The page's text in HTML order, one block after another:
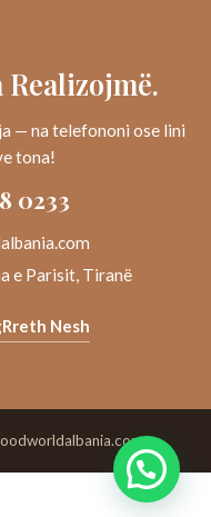
Realizojmë.
— na telefononi ose lini
tona!
0233
e Parisit, Tiranë
Rreth Nesh